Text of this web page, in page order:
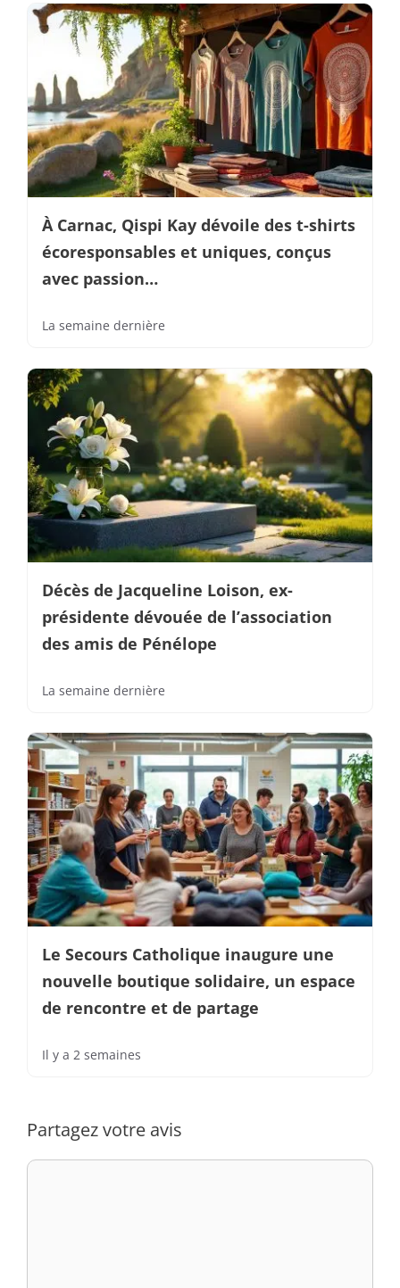
À Carnac, Qispi Kay dévoile des t-shirts
écoresponsables et uniques, conçus
avec passion…
La semaine dernière
Décès de Jacqueline Loison, ex-
présidente dévouée de l’association
des amis de Pénélope
La semaine dernière
Le Secours Catholique inaugure une
nouvelle boutique solidaire, un espace
de rencontre et de partage
Il y a 2 semaines
Partagez votre avis
Commentaire